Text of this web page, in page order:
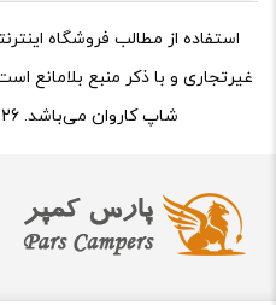
استفاده از مطالب فروشگاه
غیرتجاری و با ذکر منبع بلامانع
شاپ کاروان می‌باشد. Copyright © 2006 - 2026